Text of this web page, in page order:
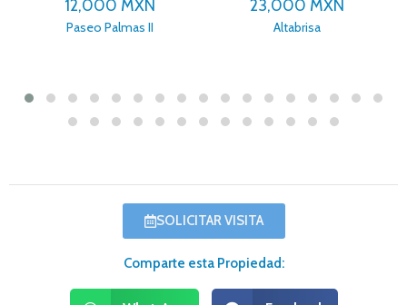
12,000 MXN
Paseo Palmas II
23,000 MXN
Altabrisa
SOLICITAR VISITA
Comparte esta Propiedad: